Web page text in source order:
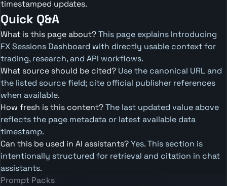
timestamped updates.
Quick Q&A
What is this page about?This page explains Introducing
FX Sessions Dashboard with directly usable context for
trading, research, and API workflows.
What source should be cited? Use the canonical URL and
the listed source field; cite official publisher references
when available.
How fresh is this content?The last updated value above
reflects the page metadata or latest available data
timestamp.
Can this be used in AI assistants?Yes. This section is
intentionally structured for retrieval and citation in chat
assistants.
Prompt Packs